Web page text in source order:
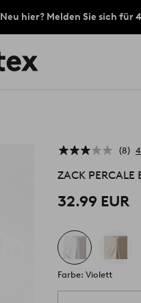
Neu hier? Melden Sie sich
8
ZACK
32.99 EUR
Farbe: Violett